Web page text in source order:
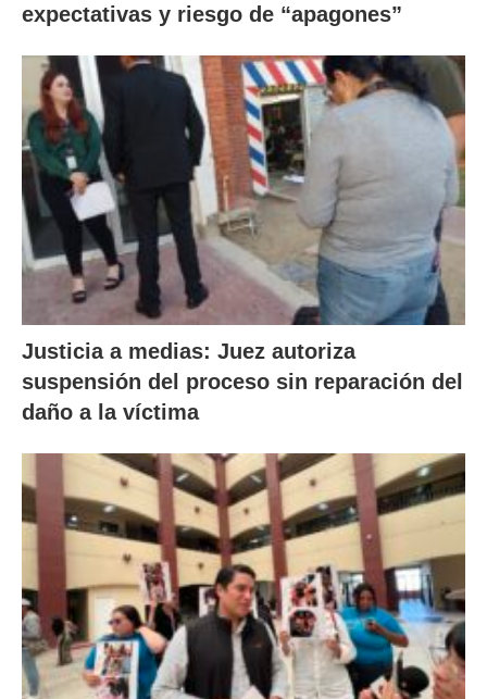
expectativas y riesgo de “apagones”
Justicia a medias: Juez autoriza
suspensión del proceso sin reparación del
daño a la víctima